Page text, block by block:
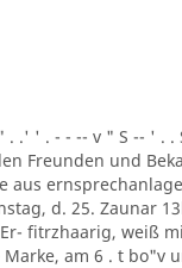
.' ' . - - -- v " S -- ' . .
Freunden und
d. 25. Zaunar
fitrzhaarig, weiß
am 6 . t bo"v